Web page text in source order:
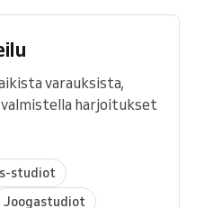
varauksista,
valmistella harjoitukset
studiot
Joogastudiot